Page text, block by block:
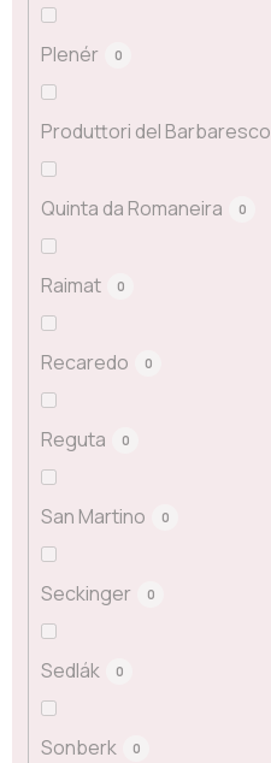
Plenér 0
Produttori del Barbaresco
Quinta da Romaneira 0
Raimat 0
Recaredo 0
Reguta 0
San Martino 0
Seckinger 0
Sedlák 0
Sonberk 0